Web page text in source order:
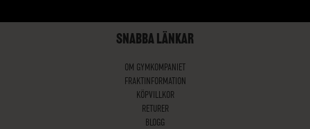
SNABBA LÄNKAR
OM GYMKOMPANIET
FRAKTINFORMATION
KÖPVILLKOR
RETURER
BLOGG